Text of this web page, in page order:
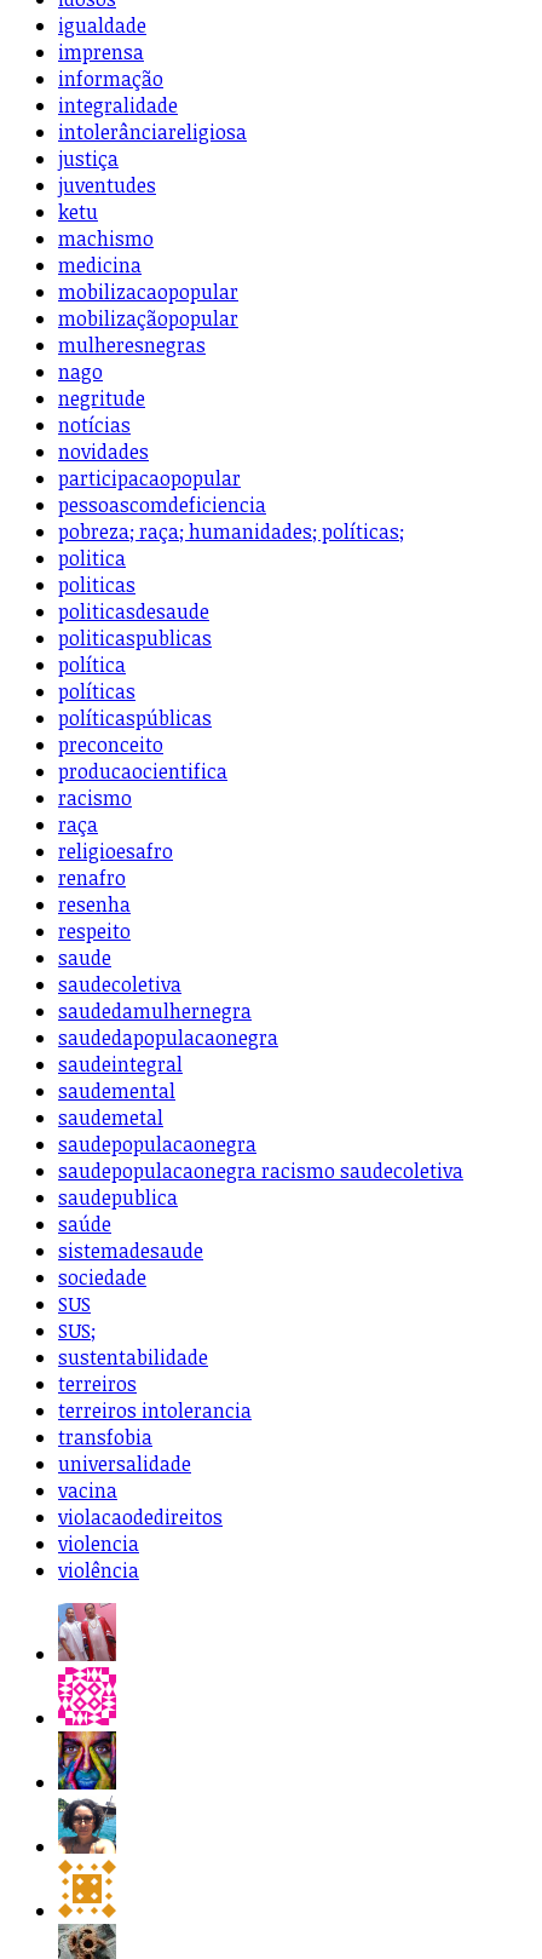
igualdade
imprensa
informação
integralidade
intolerânciareligiosa
justiça
juventudes
ketu
machismo
medicina
mobilizacaopopular
mobilizaçãopopular
mulheresnegras
nago
negritude
notícias
novidades
participacaopopular
pessoascomdeficiencia
pobreza; raça; humanidades; políticas;
politica
politicas
politicasdesaude
politicaspublicas
política
políticas
políticaspúblicas
preconceito
producaocientifica
racismo
raça
religioesafro
renafro
resenha
respeito
saude
saudecoletiva
saudedamulhernegra
saudedapopulacaonegra
saudeintegral
saudemental
saudemetal
saudepopulacaonegra
saudepopulacaonegra racismo saudecoletiva
saudepublica
saúde
sistemadesaude
sociedade
SUS
SUS;
sustentabilidade
terreiros
terreiros intolerancia
transfobia
universalidade
vacina
violacaodedireitos
violencia
violência